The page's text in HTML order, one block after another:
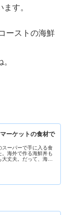
す。
ーストの海鮮
ーケットの食材で
スーパーで手に入る食
海外で作る海鮮丼も
丈夫。だって、海外